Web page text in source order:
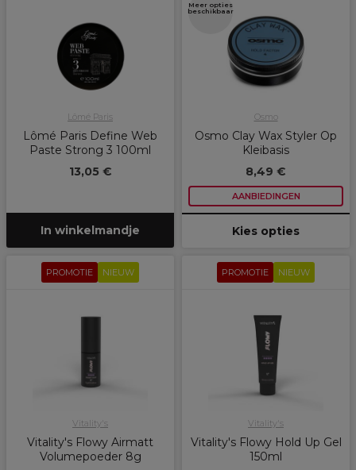
Lômé Paris
Lômé Paris Define Web
Paste Strong 3 100ml
13,05 €
In winkelmandje
Meer opties
beschikbaar
Osmo
Osmo Clay Wax Styler Op
Kleibasis
8,49 €
AANBIEDINGEN
Kies opties
PROMOTIE NIEUW
Vitality's
Vitality's Flowy Airmatt
Volumepoeder 8g
PROMOTIE NIEUW
Vitality's
Vitality's Flowy Hold Up Gel
150ml